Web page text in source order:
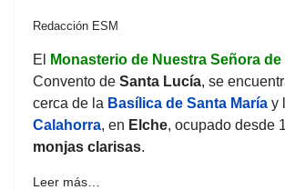
Redacción ESM
El Monasterio de Nuestra Señora de
Convento de Santa Lucía, se
cerca de la Basílica de Santa María y
Calahorra, en Elche, ocupado desde
monjas clarisas.
Leer más…